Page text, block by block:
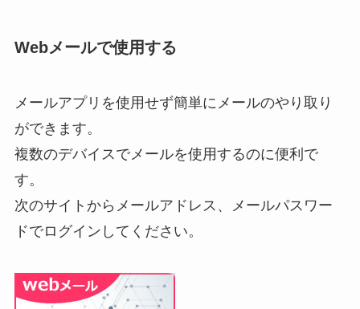
Webメールで使用する
メールアプリを使用せず簡単にメールのやり取り
ができます。
複数のデバイスでメールを使用するのに便利で
す。
次のサイトからメールアドレス、メールパスワー
ドでログインしてください。